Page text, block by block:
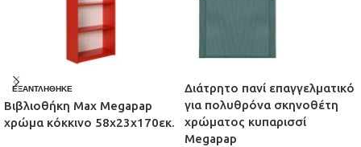
ΕΞΑΝΤΛΉΘΗΚΕ
Βιβλιοθήκη Max Megapap
χρώμα κόκκινο 58x23x170εκ.
Διάτρητο πανί επαγγελματικό
για πολυθρόνα σκηνοθέτη
χρώματος κυπαρισσί
Megapap